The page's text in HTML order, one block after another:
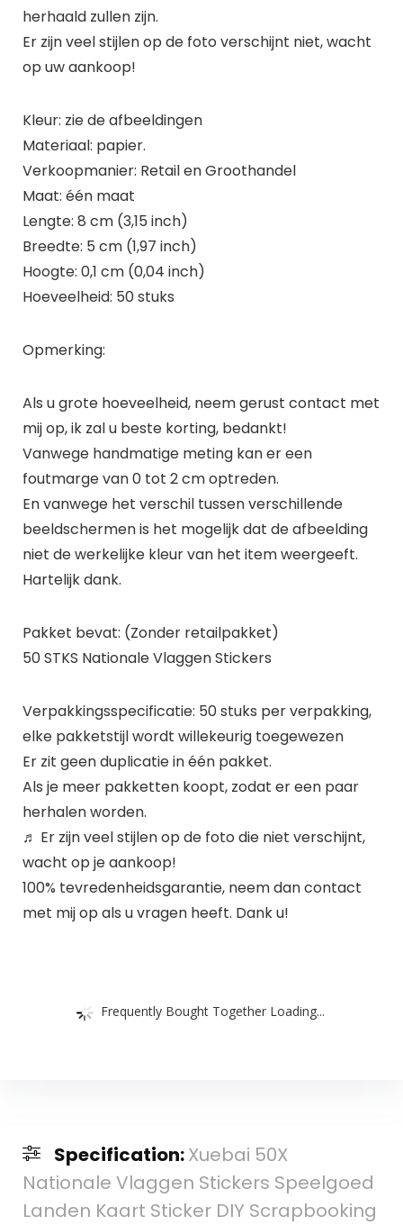
herhaald zullen zijn.
Er zijn veel stijlen op de foto verschijnt niet, wacht
op uw aankoop!
Kleur: zie de afbeeldingen
Materiaal: papier.
Verkoopmanier: Retail en Groothandel
Maat: één maat
Lengte: 8 cm (3,15 inch)
Breedte: 5 cm (1,97 inch)
Hoogte: 0,1 cm (0,04 inch)
Hoeveelheid: 50 stuks
Opmerking:
Als u grote hoeveelheid, neem gerust contact met
mij op, ik zal u beste korting, bedankt!
Vanwege handmatige meting kan er een
foutmarge van 0 tot 2 cm optreden.
En vanwege het verschil tussen verschillende
beeldschermen is het mogelijk dat de afbeelding
niet de werkelijke kleur van het item weergeeft.
Hartelijk dank.
Pakket bevat: (Zonder retailpakket)
50 STKS Nationale Vlaggen Stickers
Verpakkingsspecificatie: 50 stuks per verpakking,
elke pakketstijl wordt willekeurig toegewezen
Er zit geen duplicatie in één pakket.
Als je meer pakketten koopt, zodat er een paar
herhalen worden.
♬ Er zijn veel stijlen op de foto die niet verschijnt,
wacht op je aankoop!
100% tevredenheidsgarantie, neem dan contact
met mij op als u vragen heeft. Dank u!
Frequently Bought Together Loading...
Specification:Xuebai 50X
Nationale Vlaggen Stickers Speelgoed
Landen Kaart Sticker DIY Scrapbooking